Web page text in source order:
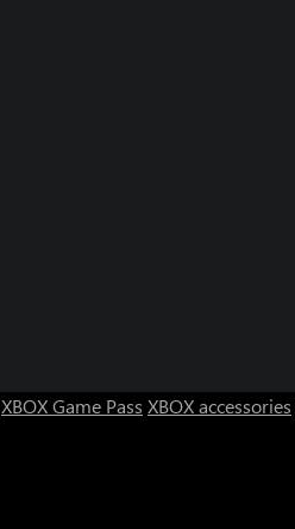
XBOX Game Pass XBOX accessories